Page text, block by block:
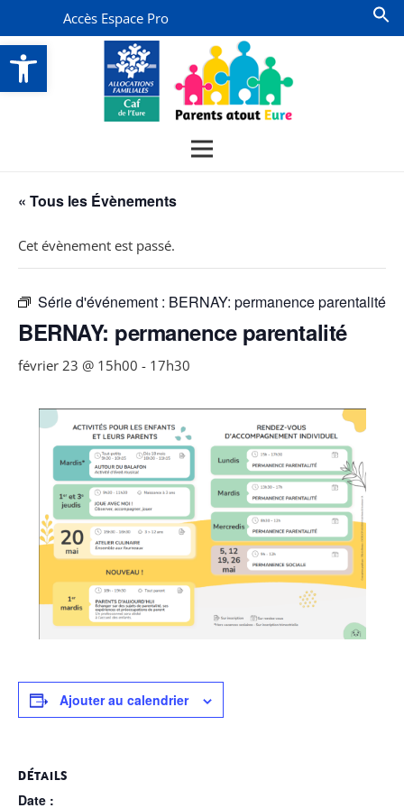
Ouvrir la barre d’outils
Accès Espace Pro
« Tous les Évènements
Cet évènement est passé.
Série d'événement : BERNAY: permanence parentalité
BERNAY: permanence parentalité
février 23 @ 15h00 - 17h30
Ajouter au calendrier
DÉTAILS
Date :